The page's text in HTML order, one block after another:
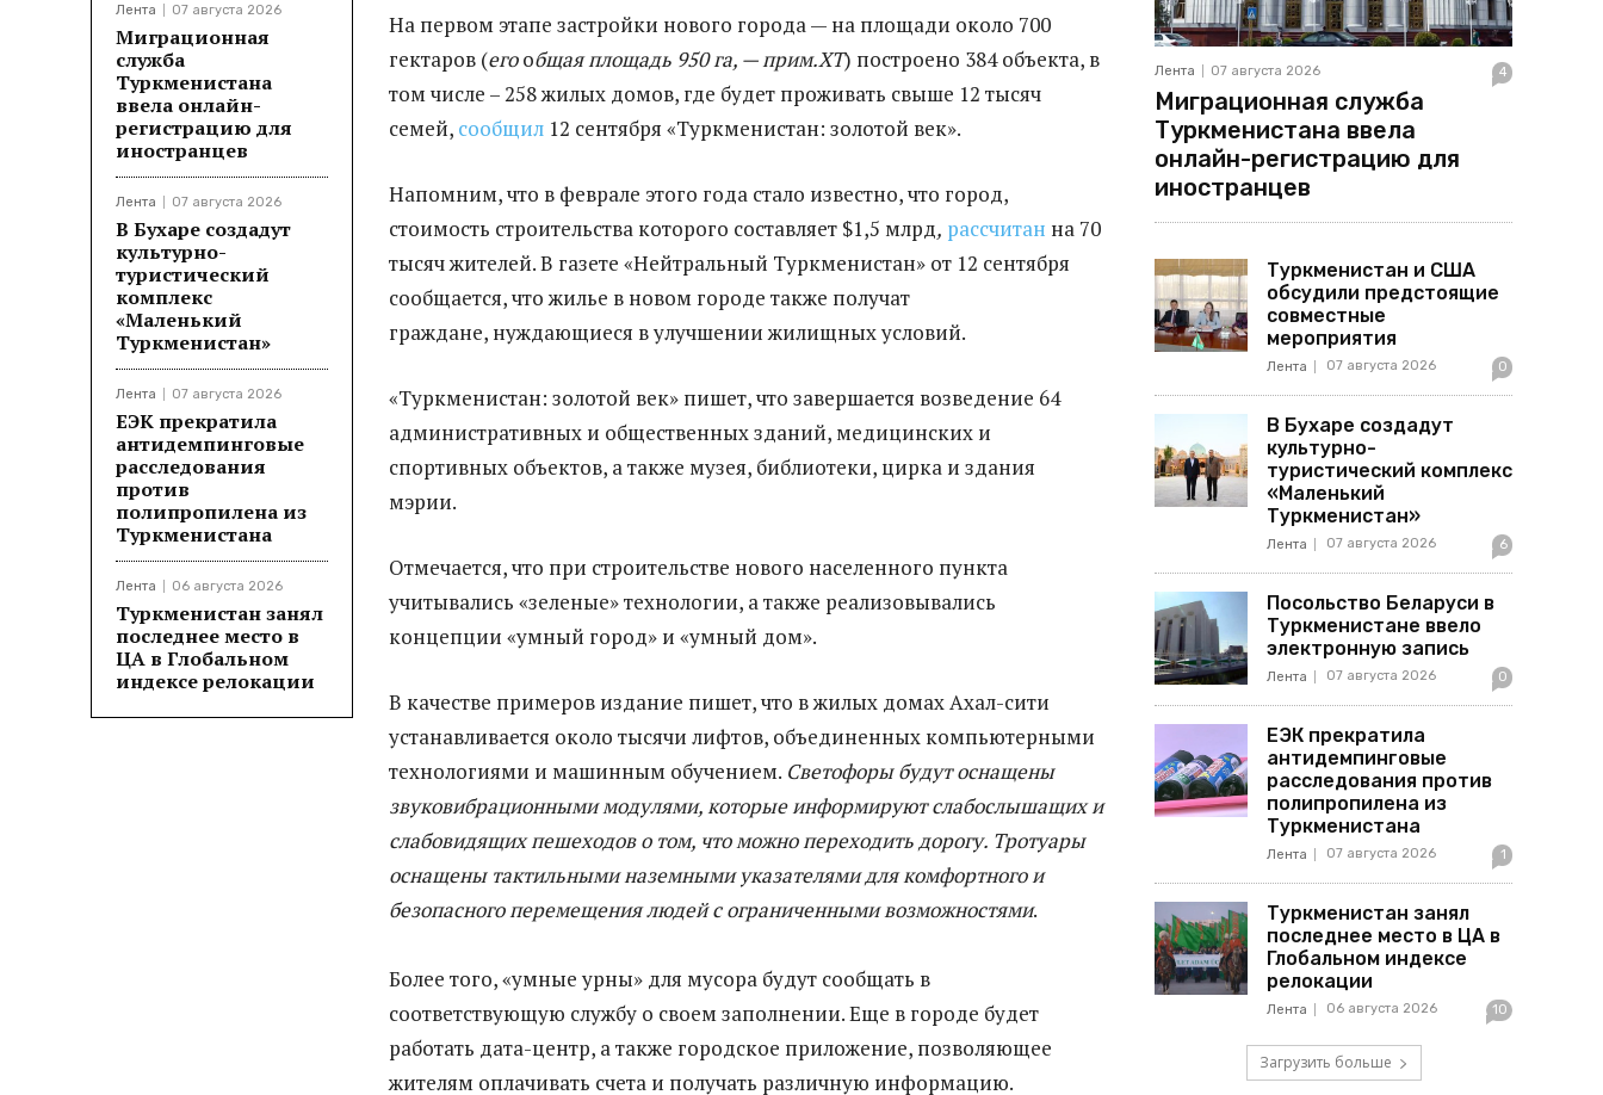
Лента 07 августа 2026
Миграционная
служба
Туркменистана
ввела онлайн-
регистрацию для
иностранцев
Лента 07 августа 2026
В Бухаре создадут
культурно-
туристический
комплекс
«Маленький
Туркменистан»
Лента 07 августа 2026
ЕЭК прекратила
антидемпинговые
расследования
против
полипропилена из
Туркменистана
Лента 06 августа 2026
Туркменистан занял
последнее место в
ЦА в Глобальном
индексе релокации
На первом этапе застройки нового города — на площади около 700
гектаров (егообщая площадь 950 га, — прим.ХТ) построено 384 объекта, в
том числе – 258 жилых домов, где будет проживать свыше 12 тысяч
семей, сообщил 12 сентября «Туркменистан: золотой век».
Напомним, что в феврале этого года стало известно, что город,
стоимость строительства которого составляет $1,5 млрд, рассчитан на 70
тысяч жителей. В газете «Нейтральный Туркменистан» от 12 сентября
сообщается, что жилье в новом городе также получат
граждане, нуждающиеся в улучшении жилищных условий.
«Туркменистан: золотой век» пишет, что завершается возведение 64
административных и общественных зданий, медицинских и
спортивных объектов, а также музея, библиотеки, цирка и здания
мэрии.
Отмечается, что при строительстве нового населенного пункта
учитывались «зеленые» технологии, а также реализовывались
концепции «умный город» и «умный дом».
В качестве примеров издание пишет, что в жилых домах Ахал-сити
устанавливается около тысячи лифтов, объединенных компьютерными
технологиями и машинным обучением. Светофоры будут оснащены
звуковибрационными модулями, которые информируют слабослышащих и
слабовидящих пешеходов о том, что можно переходить дорогу. Тротуары
оснащены тактильными наземными указателями для комфортного и
безопасного перемещения людей с ограниченными возможностями.
Более того, «умные урны» для мусора будут сообщать в
соответствующую службу о своем заполнении. Еще в городе будет
работать дата-центр, а также городское приложение, позволяющее
жителям оплачивать счета и получать различную информацию.
Лента 07 августа 2026 4
Миграционная служба
Туркменистана ввела
онлайн-регистрацию для
иностранцев
Туркменистан и США
обсудили предстоящие
совместные
мероприятия
Лента 07 августа 2026 0
В Бухаре создадут
культурно-
туристический комплекс
«Маленький
Туркменистан»
Лента 07 августа 2026 6
Посольство Беларуси в
Туркменистане ввело
электронную запись
Лента 07 августа 2026 0
ЕЭК прекратила
антидемпинговые
расследования против
полипропилена из
Туркменистана
Лента 07 августа 2026 1
Туркменистан занял
последнее место в ЦА в
Глобальном индексе
релокации
Лента 06 августа 2026 10
Загрузить больше